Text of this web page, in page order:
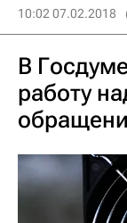
10:02 07.02.2018
В
работу